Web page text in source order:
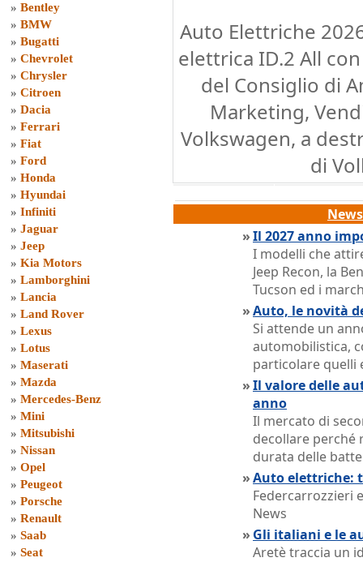
» Bentley
» BMW
» Bugatti
» Chevrolet
» Chrysler
» Citroen
» Dacia
» Ferrari
» Fiat
» Ford
» Honda
» Hyundai
» Infiniti
» Jaguar
» Jeep
» Kia Motors
» Lamborghini
» Lancia
» Land Rover
» Lexus
» Lotus
» Maserati
» Mazda
» Mercedes-Benz
» Mini
» Mitsubishi
» Nissan
» Opel
» Peugeot
» Porsche
» Renault
» Saab
» Seat
Auto Elettriche
elettrica ID.2 All
del Consiglio di
Marketing,
Volkswagen, a
di
»Il 2027 anno
I modelli che
Jeep Recon, la
Tucson ed i
»Auto, le novità
Si attende un
automobilistica,
particolare quelli
»Il valore delle
anno
Il mercato di
decollare perché
durata delle
»Auto elettriche:
Federcarrozzieri
News
» Gli italiani e le
Aretè traccia un